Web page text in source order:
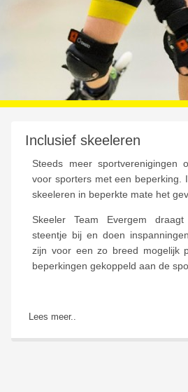
Inclusief skeeleren
Steeds meer sportverenigingen
voor sporters met een beperking.
skeeleren in beperkte mate het
Skeeler Team Evergem
steentje bij en doen
zijn voor een zo breed mogelijk
beperkingen gekoppeld aan de
Lees meer..